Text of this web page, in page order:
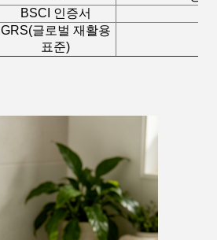
BSCI 인증서
GRS(글로벌 재활용
표준)